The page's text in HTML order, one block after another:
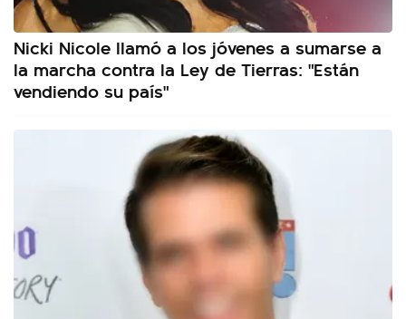
Nicki Nicole llamó a los jóvenes a sumarse a
la marcha contra la Ley de Tierras: "Están
vendiendo su país"